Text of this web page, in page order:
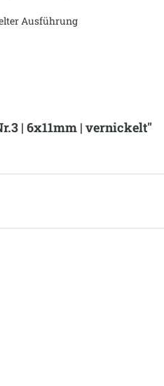
Ausführung
| 6x11mm | vernickelt"